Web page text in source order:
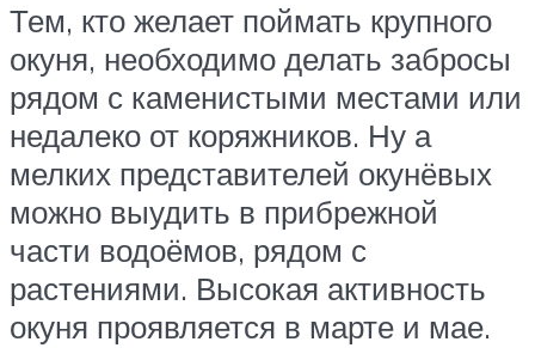
Тем, кто желает поймать крупного
окуня, необходимо делать забросы
рядом с каменистыми местами или
недалеко от коряжников. Ну а
мелких представителей окунёвых
можно выудить в прибрежной
части водоёмов, рядом с
растениями. Высокая активность
окуня проявляется в марте и мае.